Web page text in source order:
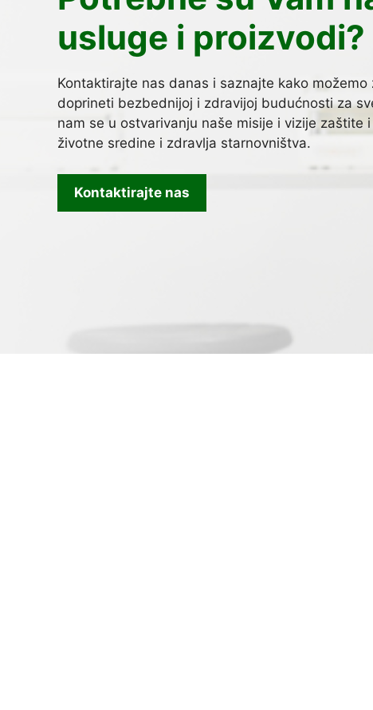
usluge i proizvodi?
Kontaktirajte nas danas i saznajte kako možemo
doprineti bezbednijoj i zdravijoj budućnosti za
nam se u ostvarivanju naše misije i vizije zaštite
životne sredine i zdravlja starnovništva.
Kontaktirajte nas